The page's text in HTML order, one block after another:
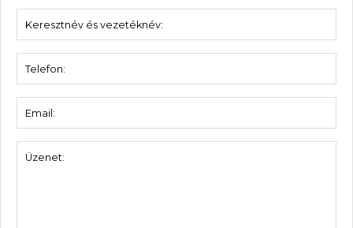
ALSÓKONZOL
Alsó konzol 4401-9010
Anyag:
Porszórt RAL9016
Vastagság:
Súly:
0,53 kg
Csomagolás:
50 pár
Leírás: